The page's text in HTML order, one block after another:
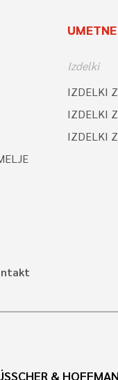
Izdelki
IZDELKI
IZDELKI
IZDELKI
&